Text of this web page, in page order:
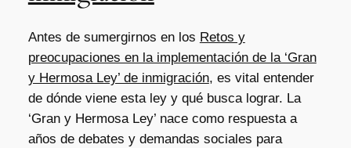
Antes de sumergirnos en los Retos y
preocupaciones en la implementación de la ‘Gran
y Hermosa Ley’ de inmigración, es vital entender
de dónde viene esta ley y qué busca lograr. La
‘Gran y Hermosa Ley’ nace como respuesta a
años de debates y demandas sociales para